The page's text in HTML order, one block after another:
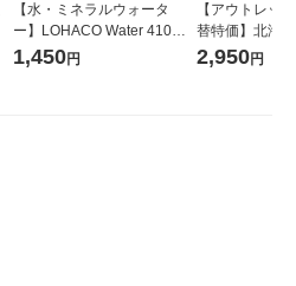
【水・ミネラルウォータ
ー】LOHACO Water 410ml
1箱（20本入）ラベルレス
1,450円
【アウトレッ
替特価】北海
し 精白米 5kg
2,950円